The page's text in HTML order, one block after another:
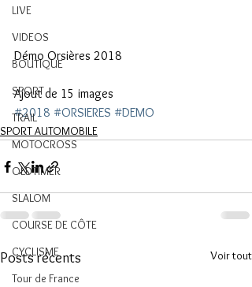
LIVE
VIDEOS
BOUTIQUE
SPORT
TRAIL
MOTOCROSS
OLDTIMER
SLALOM
COURSE DE CÔTE
CYCLISME
Tour de France
Démo Orsières 2018
Ajout de 15 images
#2018 #ORSIERES #DEMO
SPORT AUTOMOBILE
Posts récents Voir tout